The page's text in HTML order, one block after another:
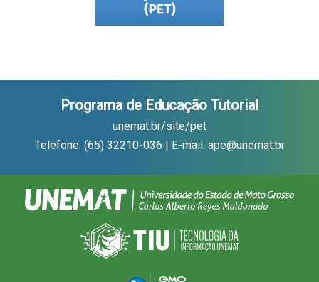
Programa de Educação Tutorial
unemat.br/site/pet
Telefone: (65) 32210-036 | E-mail: ape@unemat.br